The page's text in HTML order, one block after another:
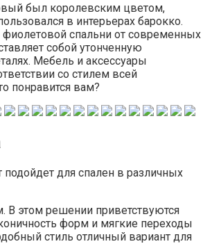
был королевским цветом,
в интерьерах барокко.
фиолетовой спальни от современных
собой утонченную
Мебель и аксессуары
со стилем всей
понравится вам?
для спален в различных
В этом решении приветствуются
форм и мягкие переходы
стиль отличный вариант для